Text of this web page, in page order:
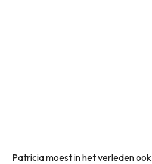
Patricia moest in het verleden